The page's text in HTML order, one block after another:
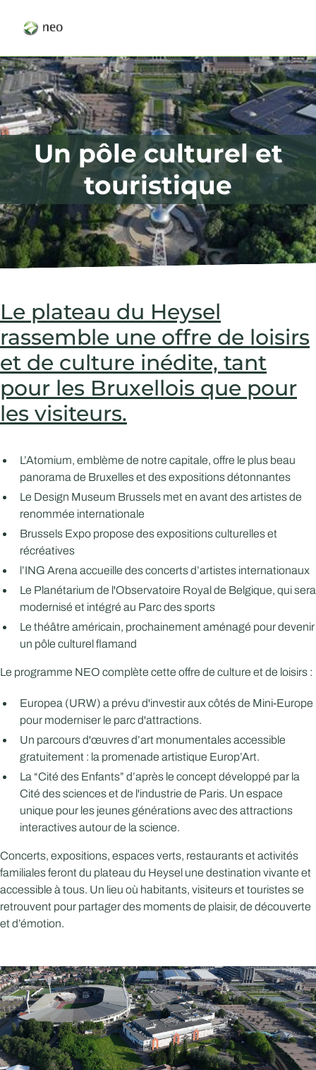
Un pôle culturel et
touristique
Le plateau du Heysel
rassemble une offre de loisirs
et de culture inédite, tant
pour les Bruxellois que pour
les visiteurs.
L’Atomium, emblème de notre capitale, offre le plus beau
panorama de Bruxelles et des expositions détonnantes
Le Design Museum Brussels met en avant des artistes de
renommée internationale
Brussels Expo propose des expositions culturelles et
récréatives
l’ING Arena accueille des concerts d’artistes internationaux
Le Planétarium de l'Observatoire Royal de Belgique, qui sera
modernisé et intégré au Parc des sports
Le théâtre américain, prochainement aménagé pour devenir
un pôle culturel flamand
Le programme NEO complète cette offre de culture et de loisirs :
Europea (URW) a prévu d'investir aux côtés de Mini-Europe
pour moderniser le parc d'attractions.
Un parcours d'œuvres d’art monumentales accessible
gratuitement : la promenade artistique Europ’Art.
La “Cité des Enfants” d’après le concept développé par la
Cité des sciences et de l'industrie de Paris. Un espace
unique pour les jeunes générations avec des attractions
interactives autour de la science.
Concerts, expositions, espaces verts, restaurants et activités
familiales feront du plateau du Heysel une destination vivante et
accessible à tous. Un lieu où habitants, visiteurs et touristes se
retrouvent pour partager des moments de plaisir, de découverte
et d’émotion.